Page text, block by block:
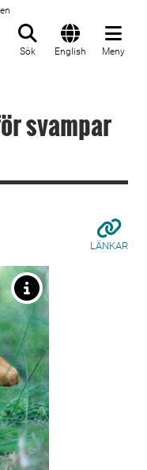
Sök English Meny
svampar
LÄNKAR